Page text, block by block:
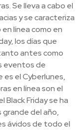
Se lleva a cabo el
y se caracteriza
línea como en
los días que
antes como
eventos de
es el Cyberlunes,
en línea son el
Black Friday se ha
grande del año,
ávidos de todo el